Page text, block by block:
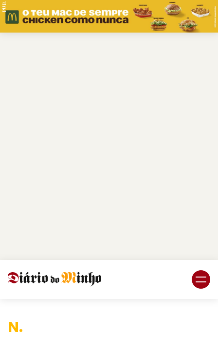
PUB.
Naciona